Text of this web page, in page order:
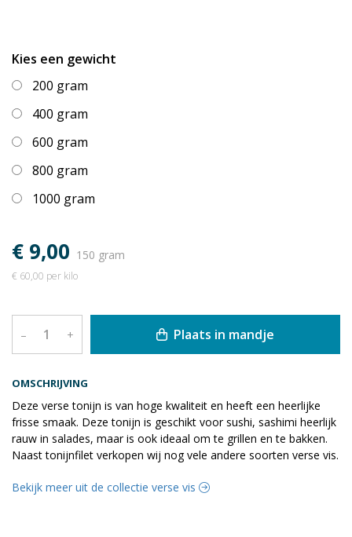
OMSCHRIJVING
Deze verse tonijn is van hoge kwaliteit en heeft een heerlijke
frisse smaak. Deze tonijn is geschikt voor sushi, sashimi heerlijk
rauw in salades, maar is ook ideaal om te grillen en te bakken.
Naast tonijnfilet verkopen wij nog vele andere soorten verse vis.
Kies een gewicht
200 gram
400 gram
600 gram
800 gram
1000 gram
€ 9,00 150 gram
€ 60,00 per kilo
– + Plaats in mandje
Bekijk meer uit de collectie verse vis